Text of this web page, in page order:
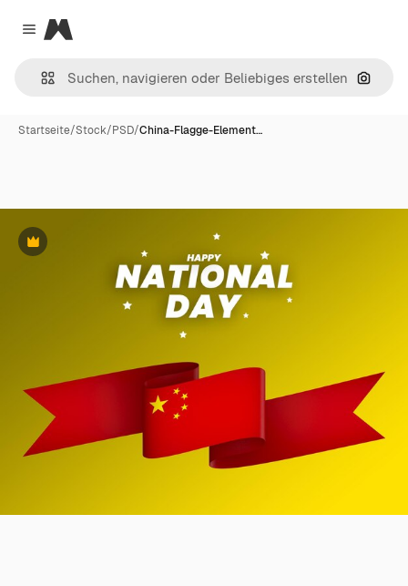
Close menu
Magnific
Nach
Startseite/Stock/PSD/China-Flagge-Element…
Premium